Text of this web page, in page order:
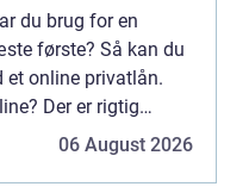
du brug for en
første? Så kan du
online privatlån.
Der er rigtig
06 August 2026